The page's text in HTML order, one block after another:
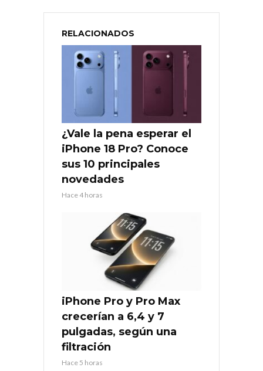
RELACIONADOS
¿Vale la pena esperar el
iPhone 18 Pro? Conoce
sus 10 principales
novedades
Hace 4 horas
iPhone Pro y Pro Max
crecerían a 6,4 y 7
pulgadas, según una
filtración
Hace 5 horas